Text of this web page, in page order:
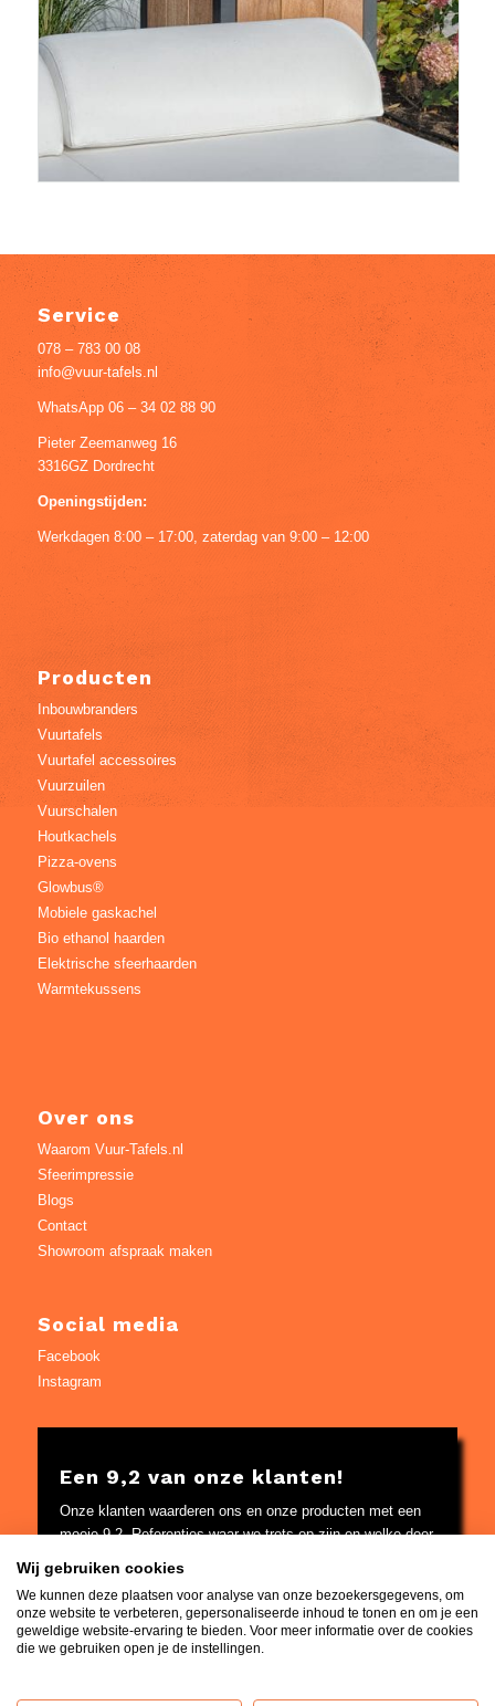
Service
078 – 783 00 08
info@vuur-tafels.nl
WhatsApp 06 – 34 02 88 90
Pieter Zeemanweg 16
3316GZ Dordrecht
Openingstijden:
Werkdagen 8:00 – 17:00, zaterdag van 9:00 – 12:00
Producten
Inbouwbranders
Vuurtafels
Vuurtafel accessoires
Vuurzuilen
Vuurschalen
Houtkachels
Pizza-ovens
Glowbus®
Mobiele gaskachel
Bio ethanol haarden
Elektrische sfeerhaarden
Warmtekussens
Over ons
Waarom Vuur-Tafels.nl
Sfeerimpressie
Blogs
Contact
Showroom afspraak maken
Social media
Facebook
Instagram
Een 9,2 van onze klanten!
Onze klanten waarderen ons en onze producten met een
mooie 9,2. Referenties waar we trots op zijn en welke door
Bekijkhierde referenties
Wij gebruiken cookies
We kunnen deze plaatsen voor analyse van onze bezoekersgegevens, om
onze website te verbeteren, gepersonaliseerde inhoud te tonen en om je een
geweldige website-ervaring te bieden. Voor meer informatie over de cookies
die we gebruiken open je de instellingen.